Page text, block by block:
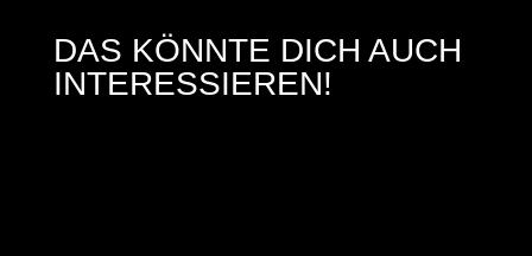
DAS KÖNNTE DICH AUCH
INTERESSIEREN!